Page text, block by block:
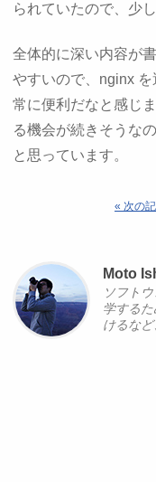
られていたので、少
全体的に深い内容が
やすいので、nginx
常に便利だなと感じ
る機会が続きそうな
と思っています。
« 次の
Moto
ソフト
学する
けるなど